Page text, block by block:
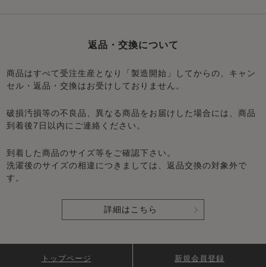
返品・交換について
商品はすべて受注生産となり「製造開始」してからの、キャン
セル・返品・交換はお受けしておりません。
破損汚損等の不良品、異なる商品をお届けした場合には、商品
到着後7日以内にご連絡ください。
到着した商品のサイズ等をご確認下さい。
洗濯後のサイズの相違につきましては、返品交換の対象外で
す。
詳細はこちら
トップページ 新規会員登録